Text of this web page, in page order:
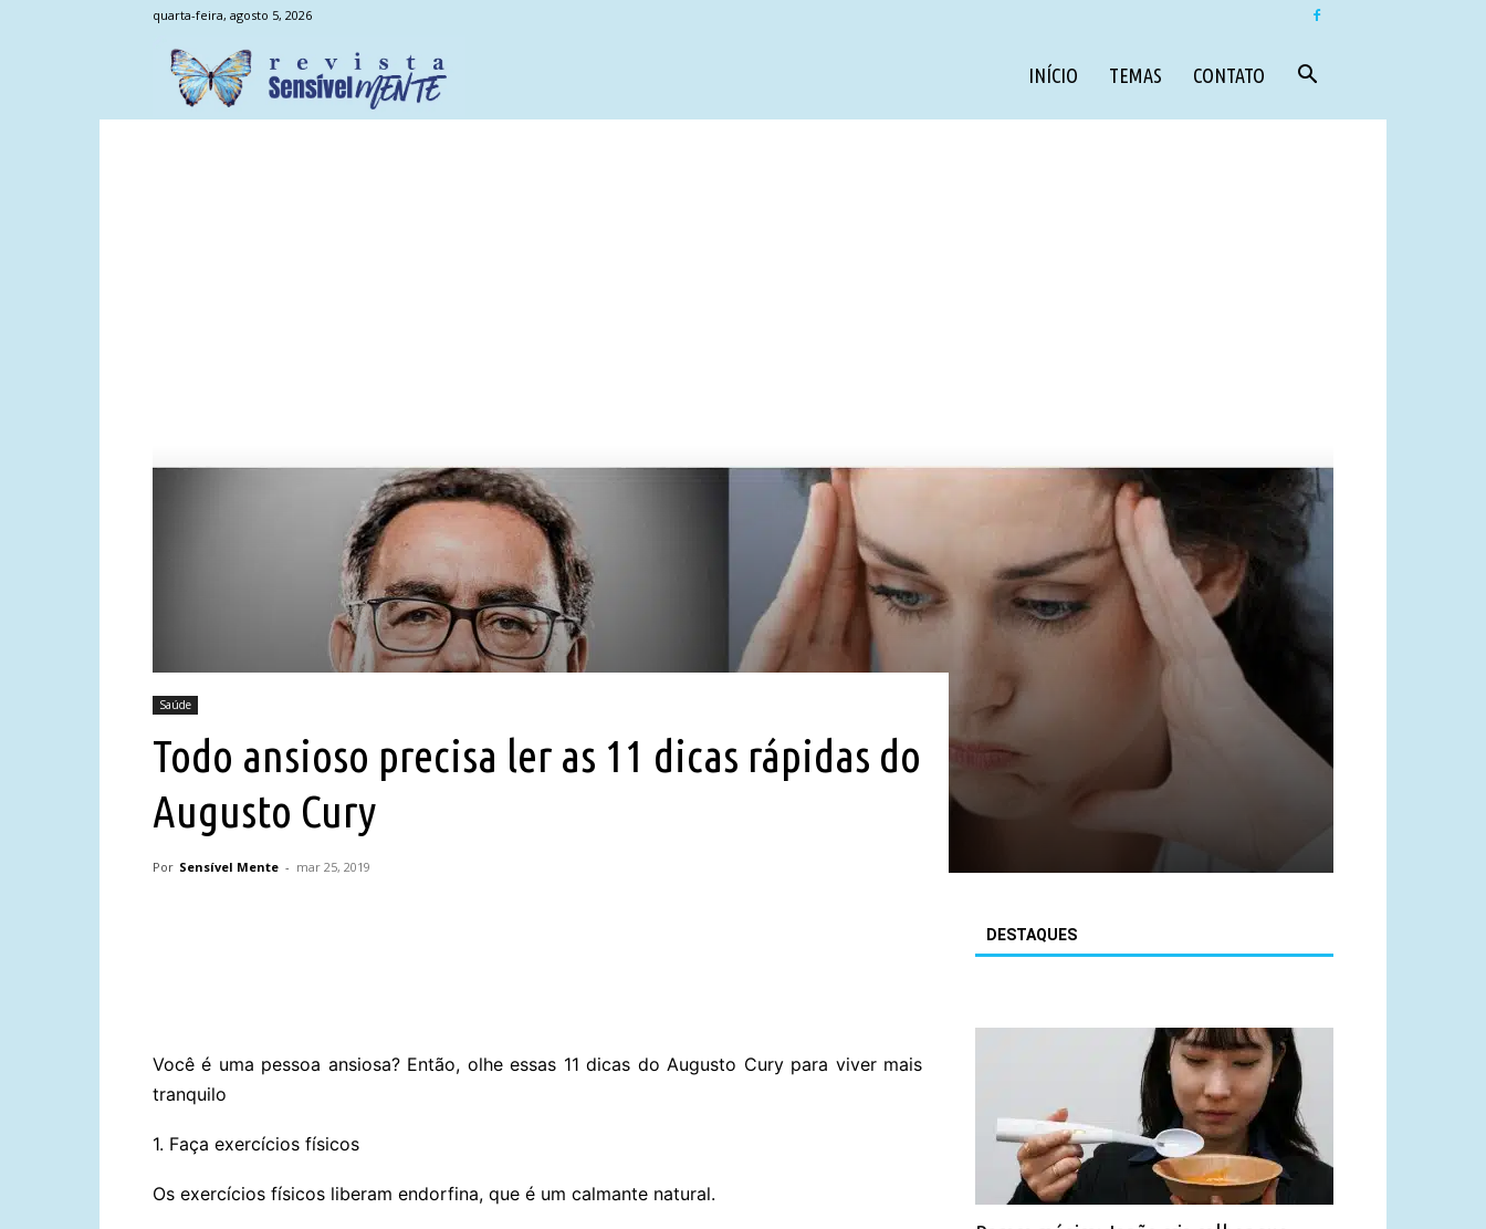
quarta-feira, agosto 5, 2026
INÍCIO TEMAS CONTATO
Saúde
Todo ansioso precisa ler as 11 dicas rápidas do
Augusto Cury
Por Sensível Mente - mar 25, 2019
Você é uma pessoa ansiosa? Então, olhe essas 11 dicas do Augusto Cury para viver mais
tranquilo
1. Faça exercícios físicos
Os exercícios físicos liberam endorfina, que é um calmante natural.
DESTAQUES